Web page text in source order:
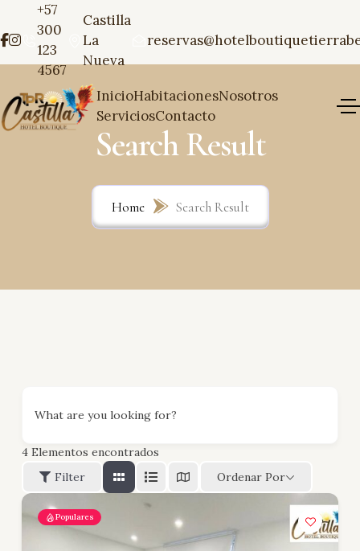
+57
300
123
4567
Castilla
La
Nueva
InicioHabitacionesNosotros
ServiciosContacto
Search Result
Home Search Result
What are you looking for?
4 Elementos encontrados
Filter
Ordenar Por
Populares